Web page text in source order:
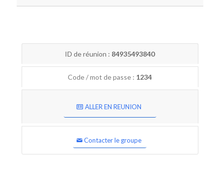
ID de réunion : 84935493840
Code / mot de passe : 1234
ALLER EN REUNION
Contacter le groupe